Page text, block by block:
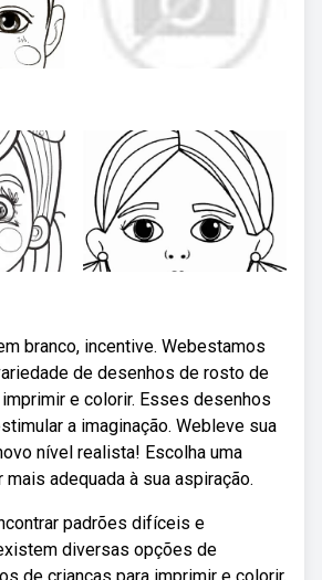
branco, incentive. Webestamos
de desenhos de rosto de
e colorir. Esses desenhos
a imaginação. Webleve sua
nível realista! Escolha uma
mais adequada à sua aspiração.
padrões difíceis e
diversas opções de